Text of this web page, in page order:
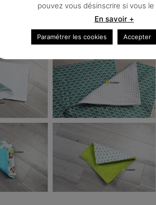
pouvez vous désinscrire si vous
En savoir +
Paramétrer les cookies Accepter